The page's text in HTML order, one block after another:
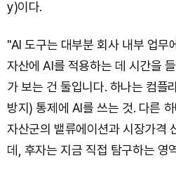
y)이다.
"AI 도구는 대부분 회사 내부 업무
자산에 AI를 적용하는 데 시간을
가 보는 건 둘입니다. 하나는 컴플
방지) 통제에 AI를 쓰는 것. 다른
자산군의 밸류에이션과 시장가격
데, 후자는 지금 직접 탐구하는 영